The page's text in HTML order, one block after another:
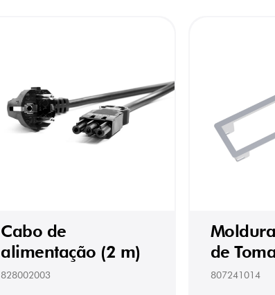
Cabo de
alimentação (2 m)
828002003
de
807241014